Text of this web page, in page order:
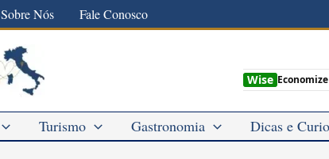
Sobre Nós Fale Conosco
Wise
Turismo Gastronomia Dicas e